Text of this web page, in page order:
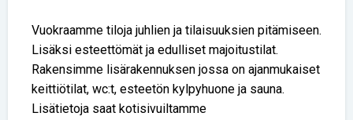
Vuokraamme tiloja juhlien ja tilaisuuksien pitämiseen.
Lisäksi esteettömät ja edulliset majoitustilat.
Rakensimme lisärakennuksen jossa on ajanmukaiset
keittiötilat, wc:t, esteetön kylpyhuone ja sauna.
Lisätietoja saat kotisivuiltamme